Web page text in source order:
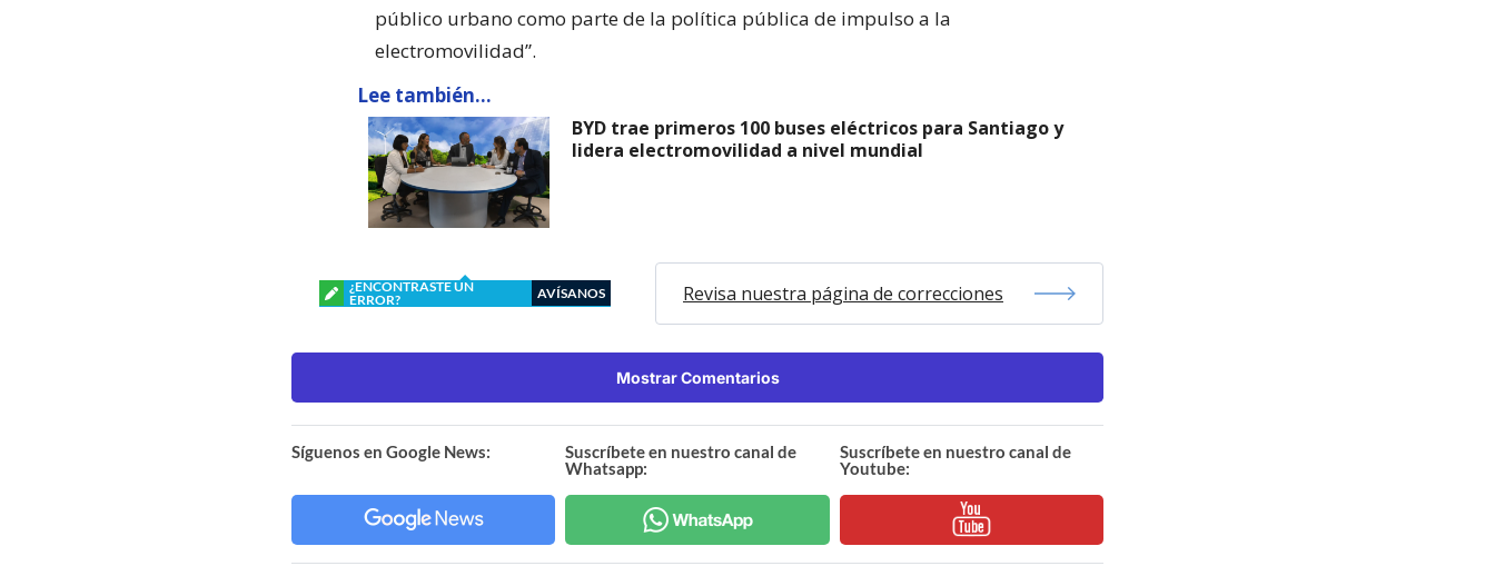
público urbano como parte de la política pública de impulso a la
electromovilidad”.
Lee también...
BYD trae primeros 100 buses eléctricos para Santiago y
lidera electromovilidad a nivel mundial
¿ENCONTRASTE UN
ERROR?
AVÍSANOS Revisa nuestra página de correcciones
Mostrar Comentarios
Síguenos en Google News:
Suscríbete en nuestro canal de
Whatsapp:
Suscríbete en nuestro canal de
Youtube: